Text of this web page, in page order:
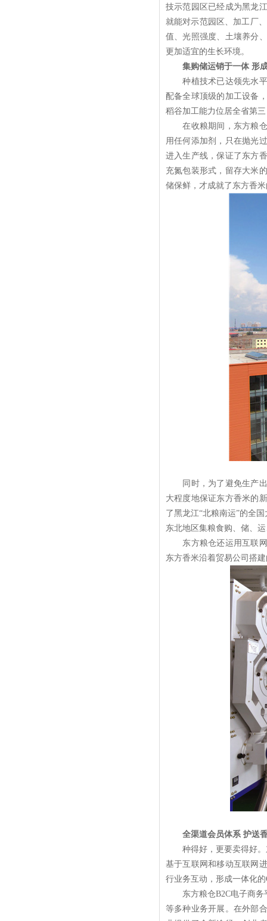
技示范园区已经成为黑龙
就能对示范园区、加工厂
值、光照强度、土壤养分
更加适宜的生长环境。
集购储运销于一体 形
种植技术已达领先水平
配备全球顶级的加工设备
稻谷加工能力位居全省第
在收粮期间，东方粮仓
用任何添加剂，只在抛光
进入生产线，保证了东方
充氮包装形式，留存大米
储保鲜，才成就了东方香
同时，为了避免生产出
大程度地保证东方香米的
了黑龙江“北粮南运”的全
东北地区集粮食购、储、
东方粮仓还运用互联网
东方香米沿着贸易公司搭
全渠道会员体系 护送
种得好，更要卖得好。
基于互联网和移动互联网
行业务互动，形成一体化
东方粮仓B2C电子商务
等多种业务开展。在外部